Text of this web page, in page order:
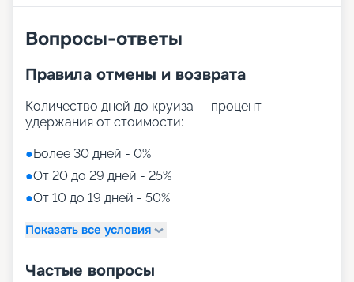
Вопросы-ответы
Правила отмены и возврата
Количество дней до круиза — процент
удержания от стоимости:
●Более 30 дней - 0%
●От 20 до 29 дней - 25%
●От 10 до 19 дней - 50%
Показать все условия
Частые вопросы